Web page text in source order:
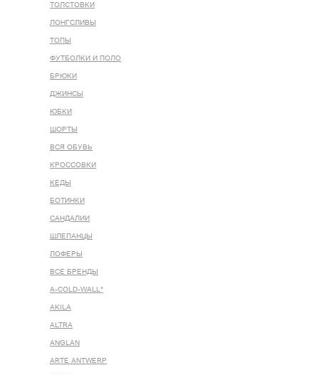
ТОЛСТОВКИ
ЛОНГСЛИВЫ
ТОПЫ
ФУТБОЛКИ И ПОЛО
БРЮКИ
ДЖИНСЫ
ЮБКИ
ШОРТЫ
ВСЯ ОБУВЬ
КРОССОВКИ
КЕДЫ
БОТИНКИ
САНДАЛИИ
ШЛЕПАНЦЫ
ЛОФЕРЫ
ВСЕ БРЕНДЫ
A-COLD-WALL*
AKILA
ALTRA
ANGLAN
ARTE ANTWERP